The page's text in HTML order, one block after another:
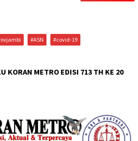
#ASN #covid-19
KORAN METRO EDISI 713 TH KE 20